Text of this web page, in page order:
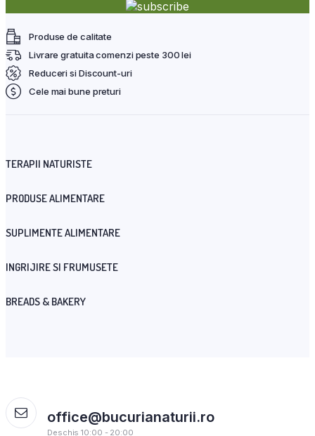
Produse de calitate
Livrare gratuita comenzi peste 300 lei
Reduceri si Discount-uri
Cele mai bune preturi
TERAPII NATURISTE
PRODUSE ALIMENTARE
SUPLIMENTE ALIMENTARE
INGRIJIRE SI FRUMUSETE
BREADS & BAKERY
office@bucurianaturii.ro
Deschis 10:00 - 20:00